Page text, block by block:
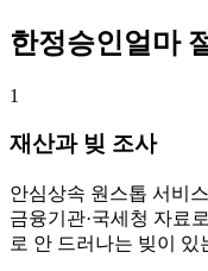
한정승인얼마
1
재산과 빚 조사
안심상속 원스톱 서비
금융기관·국세청 자료
로 안 드러나는 빚이 있